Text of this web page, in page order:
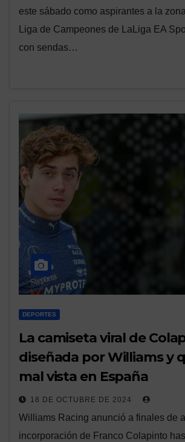
este sábado como aspirantes a la
Liga de Campeones de LaLiga EA
con sendas…
DEPORTES
La camiseta viral de
diseñada por Williams y
mal vista en España
18 DE OCTUBRE DE 2024
Williams Racing anunció a finales de
incorporación de Franco Colapinto